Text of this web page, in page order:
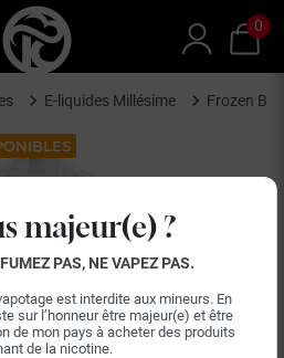
majeur(e) ?
PAS, NE VAPEZ PAS.
est interdite aux mineurs. En
sur l’honneur être majeur(e) et être
de mon pays à acheter des produits
de la nicotine.
0
E-liquides Millésime Frozen